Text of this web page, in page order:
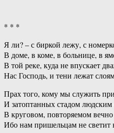
* * *
Я ли? – с биркой лежу, с
В доме, в коме, в больнице, в
В той реке, куда не впускает
Нас Господь, и тени лежат
Прах того, кому мы служить
И затоптанных стадом людским
В круговом, повторяемом
Ибо нам пришельцам не светит